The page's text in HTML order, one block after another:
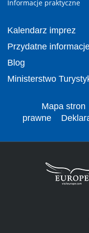
Informacje praktyczne
Kalendarz imprez
Przydatne
Blog
Ministerstwo
Mapa stron
prawne